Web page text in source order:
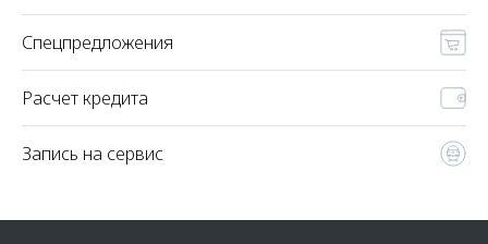
Спецпредложения
Расчет кредита
Запись на сервис